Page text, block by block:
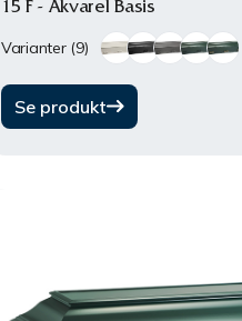
15 F - Akvarel Basis
Varianter (9)
Se produkt